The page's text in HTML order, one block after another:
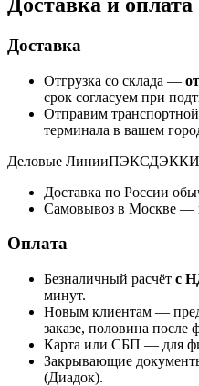
Доставка
Отгрузка со склада —
срок согласуем при
Отправим
терминала в вашем
Деловые ЛинииПЭКСДЭК
Доставка по России
Самовывоз в Москве —
Оплата
Безналичный расчёт с
минут.
Новым клиентам —
заказе, половина после
Карта или СБП — для
Закрывающие
(Диадок).